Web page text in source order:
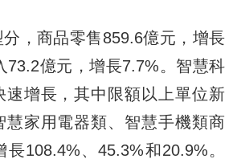
商品零售859.6億元，增長
73.2億元，增長7.7%。智慧科
速增長，其中限額以上單位新
慧家用電器類、智慧手機類商
108.4%、45.3%和20.9%。